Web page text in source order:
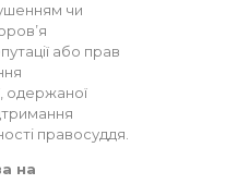
чи
або прав
одержаної
правосуддя.
на